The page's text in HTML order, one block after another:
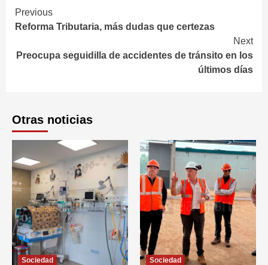
Continue
Reading
Previous
Reforma Tributaria, más dudas que certezas
Next
Preocupa seguidilla de accidentes de tránsito en los
últimos días
Otras noticias
Sociedad Sociedad